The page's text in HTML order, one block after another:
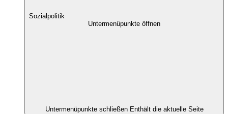
Sozialpolitik
Untermenüpunkte öffnen
Untermenüpunkte schließen Enthält die aktuelle Seite